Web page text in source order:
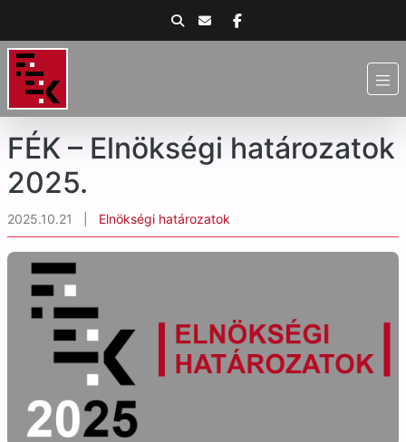
FÉK – Elnökségi határozatok
2025.
2025.10.21 Elnökségi határozatok